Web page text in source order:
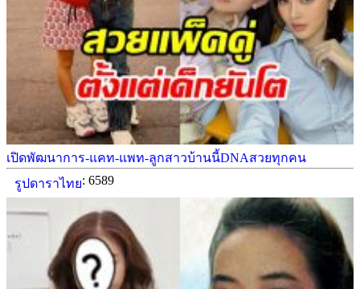
เปิดพัฒนาการ-แคท-แพท-ลูกสาวบ้านนี้DNAสวยทุกคน
รูปดาราไทย: 6589